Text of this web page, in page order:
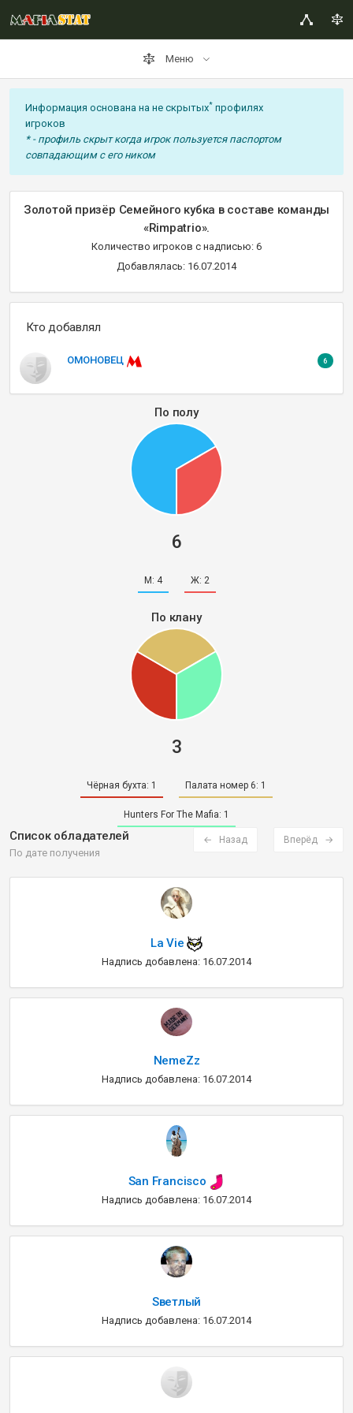
Меню
Информация основана на не скрытых* профилях
игроков
* - профиль скрыт когда игрок пользуется паспортом
совпадающим с его ником
Золотой призёр Семейного кубка в составе команды
«Rimpatrio».
Количество игроков с надписью: 6
Добавлялась: 16.07.2014
Кто добавлял
ОМОНОВЕЦ 6
По полу
6
М: 4 Ж: 2
По клану
3
Чёрная бухта: 1 Палата номер 6: 1
Hunters For The Mafia: 1
← Назад Вперёд →
Список обладателей
По дате получения
La Vie
Надпись добавлена: 16.07.2014
NemeZz
Надпись добавлена: 16.07.2014
San Francisco
Надпись добавлена: 16.07.2014
Sветлый
Надпись добавлена: 16.07.2014